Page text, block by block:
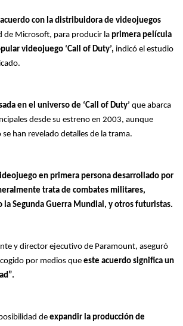
con la distribuidora de videojuegos
de Microsoft, para producir laprimera película
videojuego ‘Call of Duty’, indicó el estudio
en el universo de ‘Call of Duty’ que abarca
desde su estreno en 2003, aunque
han revelado detalles de la trama.
en primera persona desarrollado por
trata de combates militares,
la Segunda Guerra Mundial, y otros futuristas.
y director ejecutivo de Paramount, aseguró
por medios que este acuerdo significa un
de expandir la producción de